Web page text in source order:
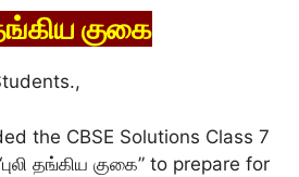
குகை
the CBSE Solutions Class 7
தங்கிய குகை” to prepare for